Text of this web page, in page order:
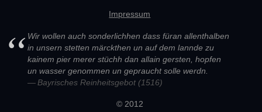
Impressum
Wir wollen auch sonderlichhen dass füran allenthalben
in unsern stetten märckthen un auf dem lannde zu
kainem pier merer stüchh dan allain gersten, hopfen
un wasser genommen un gepraucht solle werdn.
Bayrisches Reinheitsgebot (1516)
© 2012